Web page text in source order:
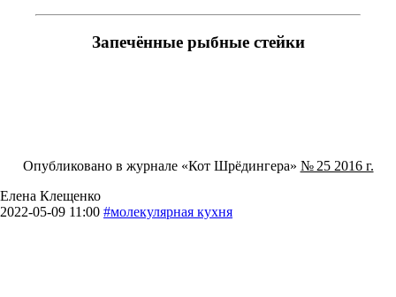
Запечённые рыбные стейки
Опубликовано в журнале «Кот Шрёдингера» № 25 2016 г.
Елена Клещенко
2022-05-09 11:00 #молекулярная кухня